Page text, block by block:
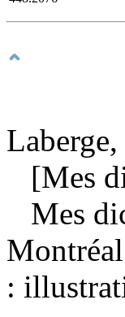
[Mes
Mes
: